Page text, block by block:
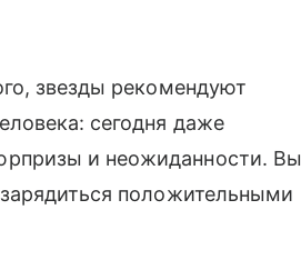
звезды рекомендуют
сегодня даже
и неожиданности. Вы
положительными